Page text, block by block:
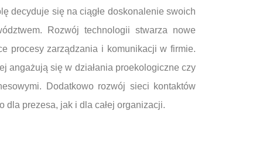
decyduje się na ciągłe doskonalenie swoich
Rozwój technologii stwarza nowe
procesy zarządzania i komunikacji w firmie.
angażują się w działania proekologiczne czy
Dodatkowo rozwój sieci kontaktów
dla prezesa, jak i dla całej organizacji.